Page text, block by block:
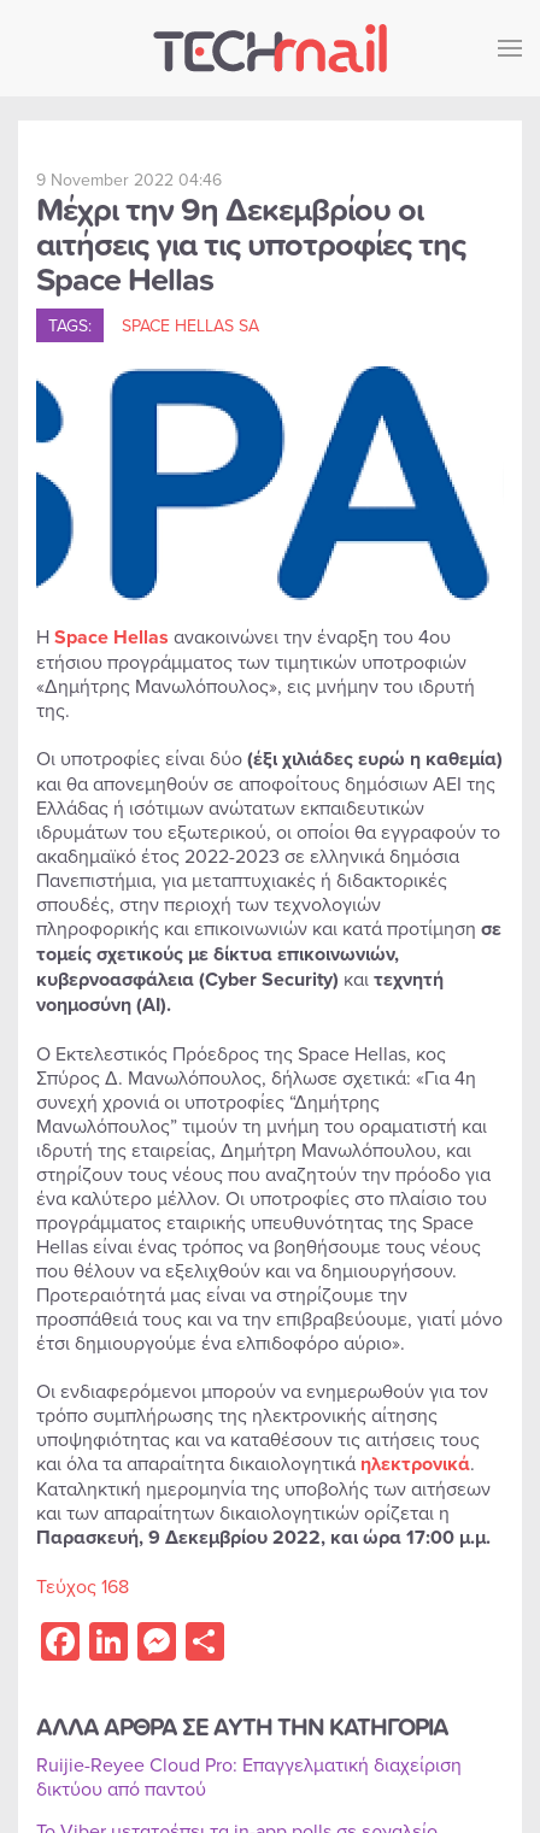
Skip to main content
9 November 2022 04:46
Μέχρι την 9η Δεκεμβρίου οι
αιτήσεις για τις υποτροφίες της
Space Hellas
TAGS: SPACE HELLAS SA
ΗSpace Hellas ανακοινώνει την έναρξη του 4ου
ετήσιου προγράμματος των τιμητικών υποτροφιών
«Δημήτρης Μανωλόπουλος», εις μνήμην του ιδρυτή
της.
Οι υποτροφίες είναι δύο(έξι χιλιάδες ευρώ η καθεμία)
και θα απονεμηθούν σε αποφοίτους δημόσιων ΑΕΙ της
Ελλάδας ή ισότιμων ανώτατων εκπαιδευτικών
ιδρυμάτων του εξωτερικού, οι οποίοι θα εγγραφούν το
ακαδημαϊκό έτος 2022-2023 σε ελληνικά δημόσια
Πανεπιστήμια, για μεταπτυχιακές ή διδακτορικές
σπουδές, στην περιοχή των τεχνολογιών
πληροφορικής και επικοινωνιών και κατά προτίμηση σε
τομείς σχετικούς μεδίκτυα επικοινωνιών,
κυβερνοασφάλεια (Cyber Security) καιτεχνητή
νοημοσύνη (AI).
O Εκτελεστικός Πρόεδρος της Space Hellas, κος
Σπύρος Δ. Μανωλόπουλος, δήλωσε σχετικά: «Για 4η
συνεχή χρονιά οι υποτροφίες “Δημήτρης
Μανωλόπουλος” τιμούν τη μνήμη του οραματιστή και
ιδρυτή της εταιρείας, Δημήτρη Μανωλόπουλου, και
στηρίζουν τους νέους που αναζητούν την πρόοδο για
ένα καλύτερο μέλλον. Οι υποτροφίες στο πλαίσιο του
προγράμματος εταιρικής υπευθυνότητας της Space
Hellas είναι ένας τρόπος να βοηθήσουμε τους νέους
που θέλουν να εξελιχθούν και να δημιουργήσουν.
Προτεραιότητά μας είναι να στηρίζουμε την
προσπάθειά τους και να την επιβραβεύουμε, γιατί μόνο
έτσι δημιουργούμε ένα ελπιδοφόρο αύριο».
Οι ενδιαφερόμενοι μπορούν να ενημερωθούν για τον
τρόπο συμπλήρωσης της ηλεκτρονικής αίτησης
υποψηφιότητας και να καταθέσουν τις αιτήσεις τους
και όλα τα απαραίτητα δικαιολογητικά ηλεκτρονικά.
Καταληκτική ημερομηνία της υποβολής των αιτήσεων
και των απαραίτητων δικαιολογητικών ορίζεται η
Παρασκευή, 9 Δεκεμβρίου 2022, και ώρα 17:00 μ.μ.
Τεύχος 168
Facebook
LinkedIn
Messenger
ΑΛΛΑ ΑΡΘΡΑ ΣΕ ΑΥΤΗ ΤΗΝ ΚΑΤΗΓΟΡΙΑ
Ruijie-Reyee Cloud Pro: Επαγγελματική διαχείριση
δικτύου από παντού